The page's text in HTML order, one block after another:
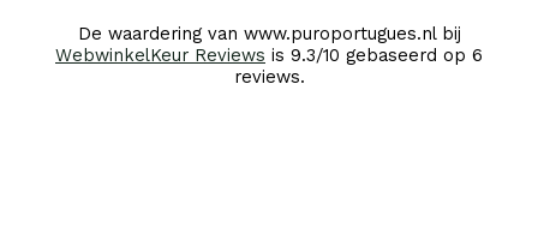
De waardering van www.puroportugues.nl bij
WebwinkelKeur Reviews is 9.3/10 gebaseerd op 6
reviews.